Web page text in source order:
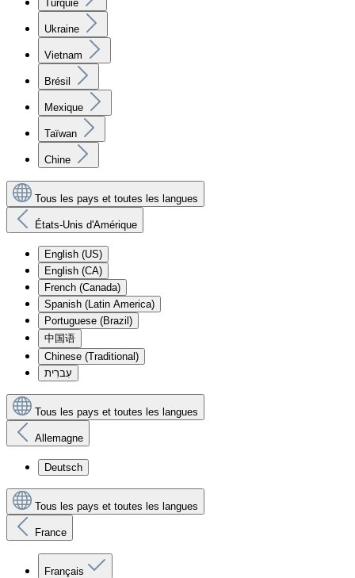
Turquie
Ukraine
Vietnam
Brésil
Mexique
Taïwan
Chine
Tous les pays et toutes les langues
États-Unis d'Amérique
English (US)
English (CA)
French (Canada)
Spanish (Latin America)
Portuguese (Brazil)
中国语
Chinese (Traditional)
עִברִית
Tous les pays et toutes les langues
Allemagne
Deutsch
Tous les pays et toutes les langues
France
Français